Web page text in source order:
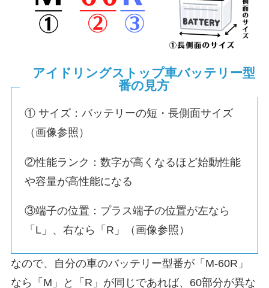
アイドリングストップ車バッテリー型
番の見方
① サイズ：バッテリーの短・長側面サイズ
（画像参照）
②性能ランク：数字が高くなるほど始動性能
や容量が高性能になる
③端子の位置：プラス端子の位置が左なら
「L」、右なら「R」（画像参照）
なので、自分の車のバッテリー型番が「M-60R」
なら「M」と「R」が同じであれば、60部分が異な